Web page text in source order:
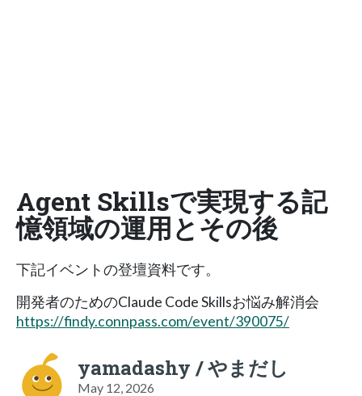
Agent Skillsで実現する記
憶領域の運用とその後
下記イベントの登壇資料です。
開発者のためのClaude Code Skillsお悩み解消会
https://findy.connpass.com/event/390075/
yamadashy / やまだし
May 12, 2026